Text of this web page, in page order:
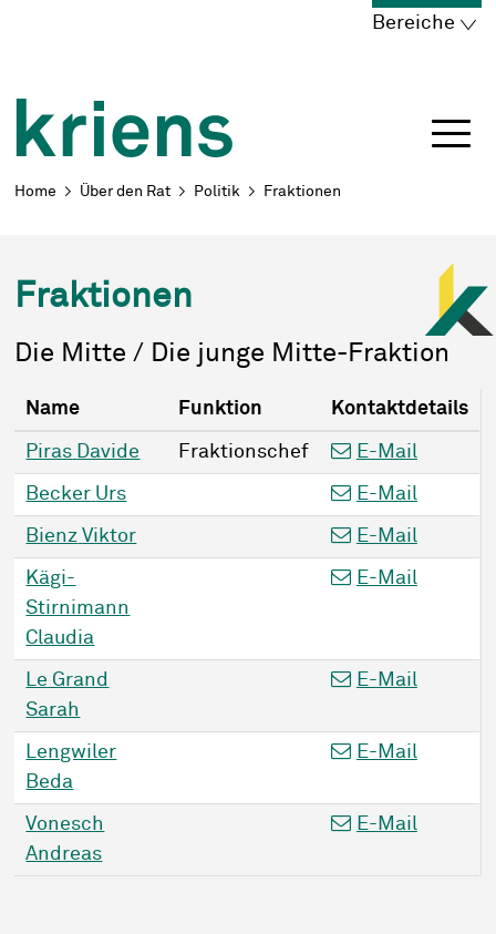
Navigieren in Kriens
Bereiche
Breadcrumb
Home Über den Rat Politik Fraktionen
Fraktionen
Die Mitte / Die junge Mitte-Fraktion
Name Funktion Dienstleistungen
Kontaktdetails
Piras Davide Fraktionschef E-Mail
Becker Urs E-Mail
Bienz Viktor E-Mail
Kägi-
Stirnimann
Claudia
E-Mail
Le Grand
Sarah
E-Mail
Lengwiler
Beda
E-Mail
Vonesch
Andreas
E-Mail